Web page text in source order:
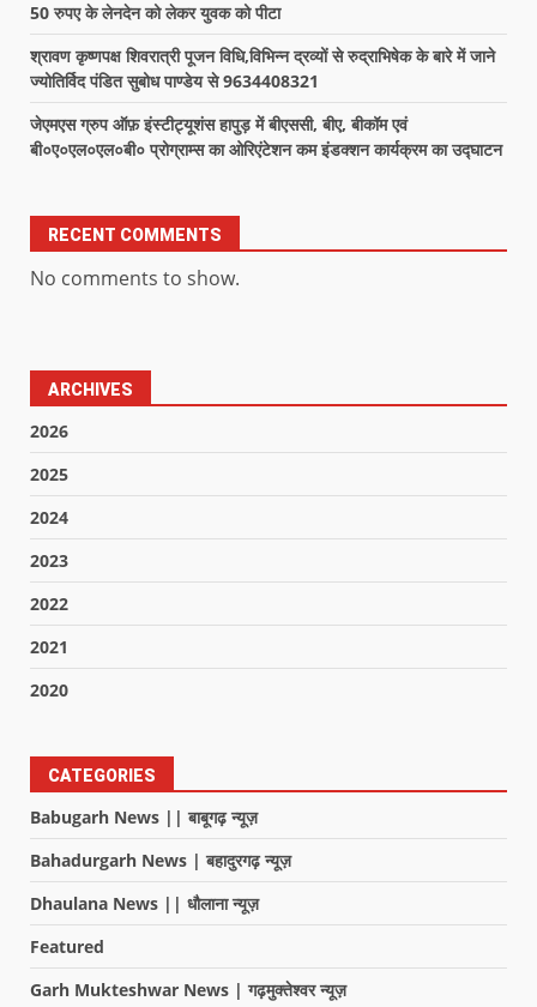
50 रुपए के लेनदेन को लेकर युवक को पीटा
श्रावण कृष्णपक्ष शिवरात्री पूजन विधि,विभिन्न द्रव्यों से रुद्राभिषेक के बारे में जाने
ज्योतिर्विद पंडित सुबोध पाण्डेय से 9634408321
जेएमएस ग्रुप ऑफ़ इंस्टीट्यूशंस हापुड़ में बीएससी, बीए, बीकॉम एवं
बी०ए०एल०एल०बी० प्रोग्राम्स का ओरिएंटेशन कम इंडक्शन कार्यक्रम का उद्घाटन
RECENT COMMENTS
No comments to show.
ARCHIVES
2026
2025
2024
2023
2022
2021
2020
CATEGORIES
Babugarh News || बाबूगढ़ न्यूज़
Bahadurgarh News | बहादुरगढ़ न्यूज़
Dhaulana News || धौलाना न्यूज़
Featured
Garh Mukteshwar News | गढ़मुक्तेश्वर न्यूज़